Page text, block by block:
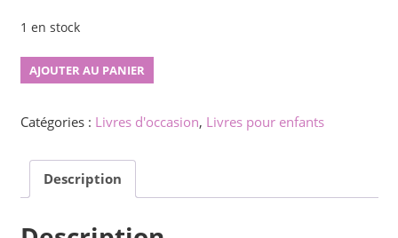
1 en stock
quantité
La
Avino-
Ursino
AJOUTER AU PANIER
Catégories : Livres d'occasion, Livres pour enfants
Description